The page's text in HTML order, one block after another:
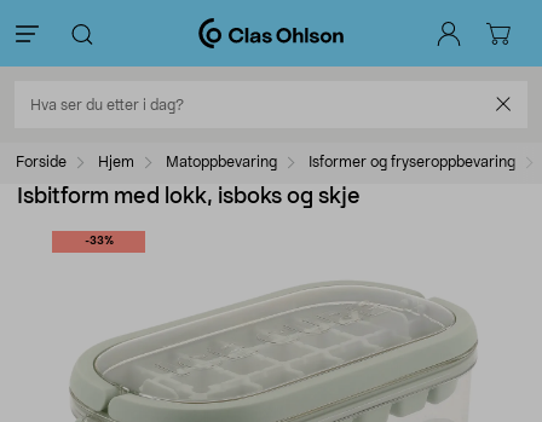
Forside Hjem Matoppbevaring Isformer og fryseroppbevaring
Isbitform med lokk, isboks og skje
-33%